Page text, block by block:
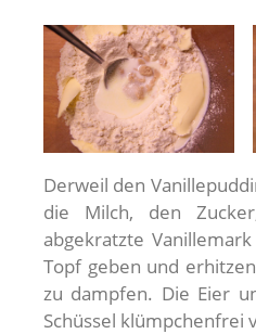
Derweil den
die Milch, den
abgekratzte
Topf geben und
zu dampfen. Die Eier
Schüssel klümpchenfrei